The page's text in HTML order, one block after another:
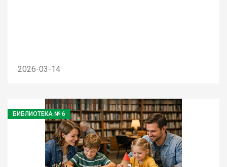
2026-03-14
БИБЛИОТЕКА № 6